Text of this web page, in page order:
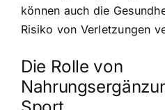
können auch die
Risiko von Verletzungen
Die Rolle von